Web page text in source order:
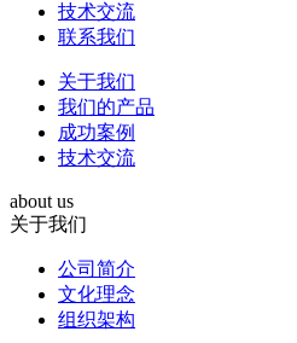
技术交流
联系我们
关于我们
我们的产品
成功案例
技术交流
about us
关于我们
公司简介
文化理念
组织架构